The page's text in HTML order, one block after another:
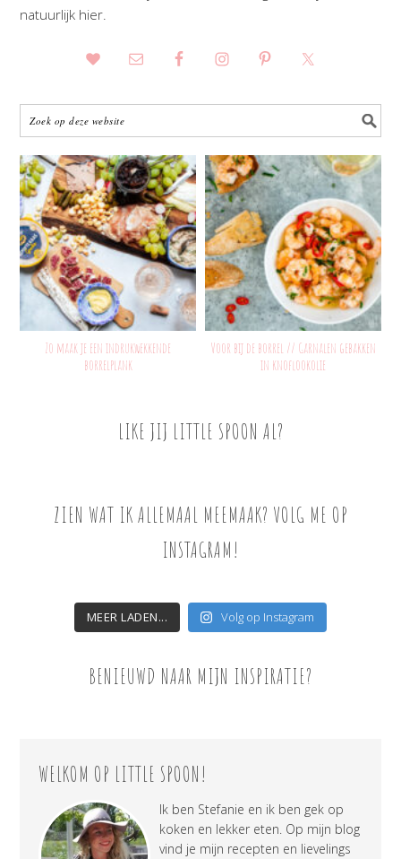
natuurlijk hier.
Zo maak je een indrukwekkende
borrelplank
Voor bij de borrel // Garnalen gebakken
in knoflookolie
LIKE JIJ LITTLE SPOON AL?
ZIEN WAT IK ALLEMAAL MEEMAAK? VOLG ME OP
INSTAGRAM!
MEER LADEN... Volg op Instagram
BENIEUWD NAAR MIJN INSPIRATIE?
WELKOM OP LITTLE SPOON!
Ik ben Stefanie en ik ben gek op
koken en lekker eten. Op mijn blog
vind je mijn recepten en lievelings